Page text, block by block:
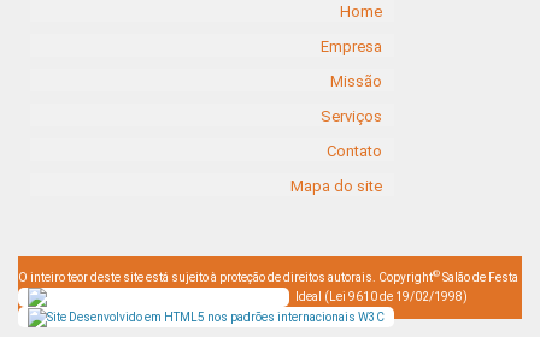
Home
Empresa
Missão
Serviços
Contato
Mapa do site
O inteiro teor deste site está sujeito à proteção de direitos autorais. Copyright© Salão de Festa
Ideal (Lei 9610 de 19/02/1998)